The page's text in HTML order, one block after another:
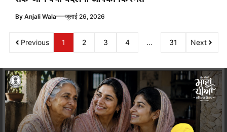
By Anjali Wala—जुलाई 26, 2026
Previous 1 2 3 4 … 31 Next